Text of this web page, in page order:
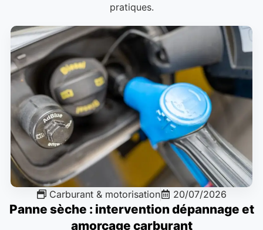
pratiques.
Carburant & motorisation 20/07/2026
Panne sèche : intervention dépannage et
amorçage carburant